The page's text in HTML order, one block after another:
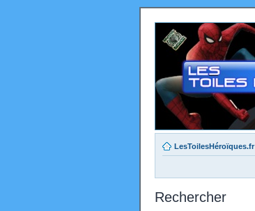
LesToilesHéroïques.fr
Rechercher